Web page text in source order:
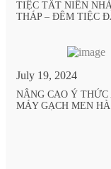
TIỆC TẤT NIÊN
THÁP – ĐÊM TIỆC
July 19, 2024
NÂNG CAO Ý
MÁY GẠCH MEN